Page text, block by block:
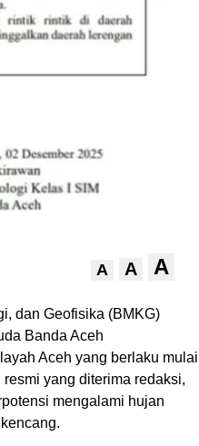
A A A
dan Geofisika (BMKG)
Banda Aceh
Aceh yang berlaku mulai
yang diterima redaksi,
mengalami hujan